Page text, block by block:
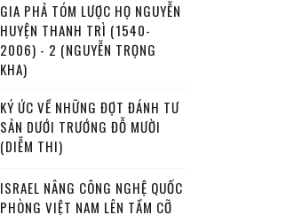
GIA PHẢ TÓM LƯỢC HỌ NGUYỄN
HUYỆN THANH TRÌ (1540-
2006) - 2 (NGUYỄN TRỌNG
KHA)
KÝ ỨC VỀ NHỮNG ĐỢT ĐÁNH TƯ
SẢN DƯỚI TRƯỚNG ĐỖ MƯỜI
(DIỄM THI)
ISRAEL NÂNG CÔNG NGHỆ QUỐC
PHÒNG VIỆT NAM LÊN TẦM CỠ